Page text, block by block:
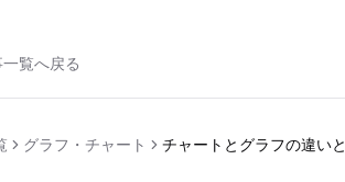
覧へ戻る
グラフ・チャート チャートとグラフの違い